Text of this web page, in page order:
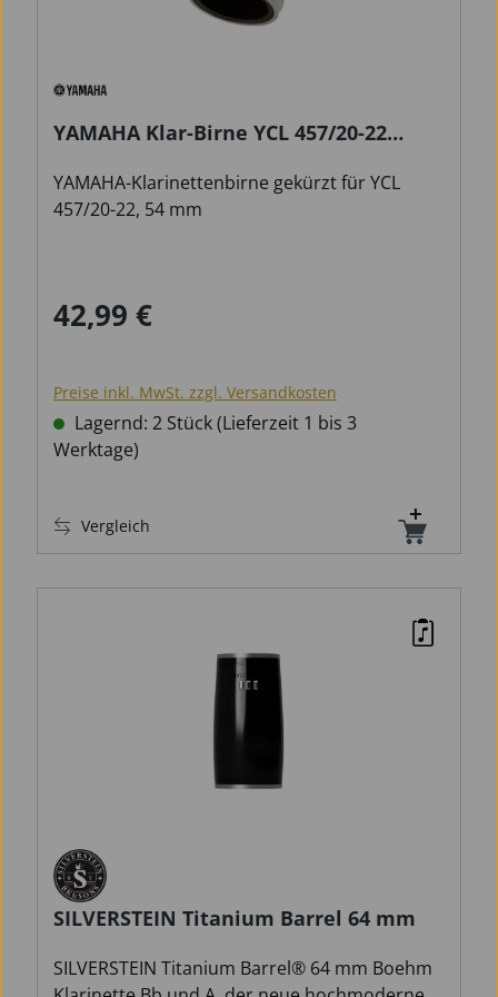
YAMAHA Klar-Birne YCL 457/20-22
YAMAHA-Klarinettenbirne gekürzt für YCL
457/20-22, 54 mm
Regulärer Preis:
42,99 €
Preise inkl. MwSt. zzgl. Versandkosten
Lagernd: 2 Stück (Lieferzeit 1 bis 3
Werktage)
Vergleich
SILVERSTEIN Titanium Barrel 64 mm
SILVERSTEIN Titanium Barrel® 64 mm Boehm